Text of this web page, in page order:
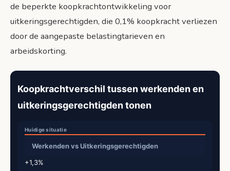
de beperkte koopkrachtontwikkeling voor
uitkeringsgerechtigden, die 0,1% koopkracht verliezen
door de aangepaste belastingtarieven en
arbeidskorting.
Koopkrachtverschil tussen werkenden en
uitkeringsgerechtigden tonen
Werkenden vs Uitkeringsgerechtigden
+1,3%